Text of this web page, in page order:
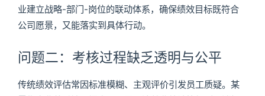
业建立战略-部门-岗位的联动体系，确保绩效目标既符合
公司愿景，又能落实到具体行动。
问题二：考核过程缺乏透明与公平
传统绩效评估常因标准模糊、主观评价引发员工质疑。某